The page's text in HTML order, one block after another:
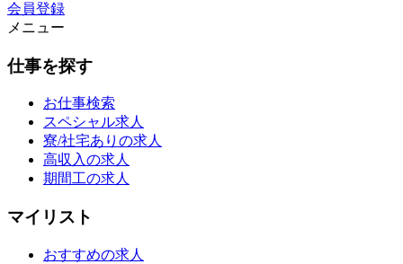
会員登録
メニュー
仕事を探す
お仕事検索
スペシャル求人
寮/社宅ありの求人
高収入の求人
期間工の求人
マイリスト
おすすめの求人